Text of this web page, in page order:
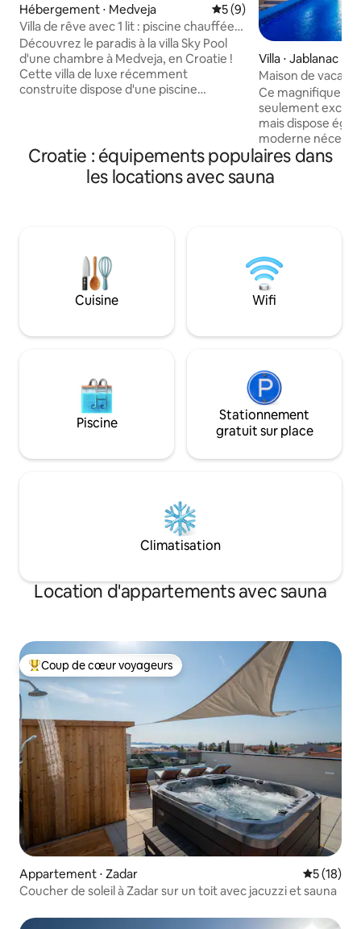
Hébergement ⋅ Medveja Évaluation moyenne sur
5 (9)
Villa de rêve avec 1 lit : piscine chauffée,
jacuzzi et sauna !
Découvrez le paradis à la villa Sky Pool
d'une chambre à Medveja, en Croatie !
Cette villa de luxe récemment
construite dispose d'une piscine
terrasse. À l'intérieur, profitez d'une
cuisine entièrement équipée, d'un salon
confortable avec une télévision HD de
Réservez dès maintenant pour une
escapade ultime !
Villa ⋅ Jablanac
Maison de
Ce magnifique
seulement
mais dispose
moderne
que confortable.
nous fournissons
besoin pour
du Velebit
maison construite
mer, avec vue
Rab, Pag, Losinj
Croatie : équipements populaires dans
les locations avec sauna
Cuisine Wifi
Piscine
Stationnement
gratuit sur place
Climatisation
Location d'appartements avec sauna
Coups de cœur voyageurs les plus appréciés
Coup de cœur voyageurs
Appartement ⋅ Zadar
5 (18)
Coucher de soleil à Zadar sur un toit avec jacuzzi et sauna